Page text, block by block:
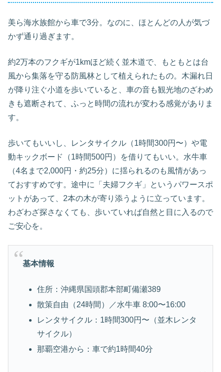
美ら海水族館から車で3分。なのに、ほとんどの人が気づ
かず通り過ぎます。
約2万本のフクギが1kmほど続く並木道で、もともとは台
風から集落を守る防風林として植えられたもの。木漏れ日
が降り注ぐ小道を歩いていると、車の音も観光地のざわめ
きも遮断されて、ふっと時間の流れが変わる感覚がありま
す。
歩いてもいいし、レンタサイクル（1時間300円〜）や電
動キックボード（1時間500円）を借りてもいい。水牛車
（4名まで2,000円・約25分）に揺られるのも風情があっ
ておすすめです。途中に「夫婦フクギ」というパワースポ
ットがあって、2本の木が寄り添うように立っています。
わざわざ探さなくても、歩いていれば自然と目に入るので
ご安心を。
基本情報
住所：沖縄県国頭郡本部町備瀬389
散策自由（24時間）／水牛車 8:00〜16:00
レンタサイクル：1時間300円〜（並木レンタ
サイクル）
那覇空港から：車で約1時間40分